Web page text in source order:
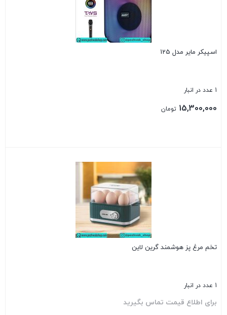
اسپیکر مایر مدل 125
1 عدد در انبار
15,300,000 تومان
تخم مرغ پز هوشمند گرین لاین
1 عدد در انبار
برای اطلاع قیمت تماس بگیرید